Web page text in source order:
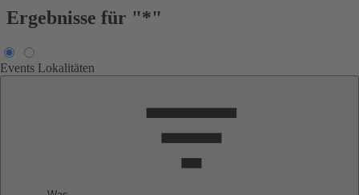
Ergebnisse für "*"
Events Lokalitäten